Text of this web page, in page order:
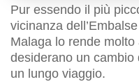
Pur essendo il più
vicinanza
Malaga lo rende
desiderano un cambio
un lungo viaggio.